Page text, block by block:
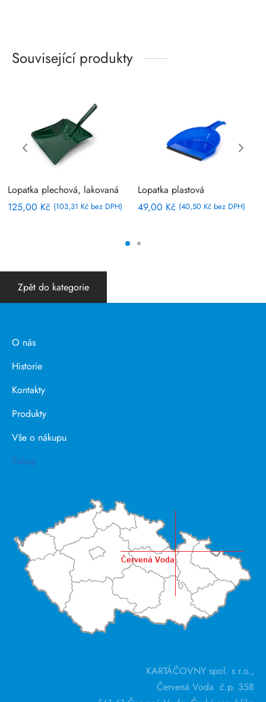
Související produkty
Lopatka plechová, lakovaná
125,00 Kč (103,31 Kčbez DPH)
Lopatka plastová
49,00 Kč (40,50 Kčbez DPH)
Zpět do kategorie
O nás
Historie
Kontakty
Produkty
Vše o nákupu
Eshop
KARTÁČOVNY spol. s r.o.,
Červená Voda č.p. 358